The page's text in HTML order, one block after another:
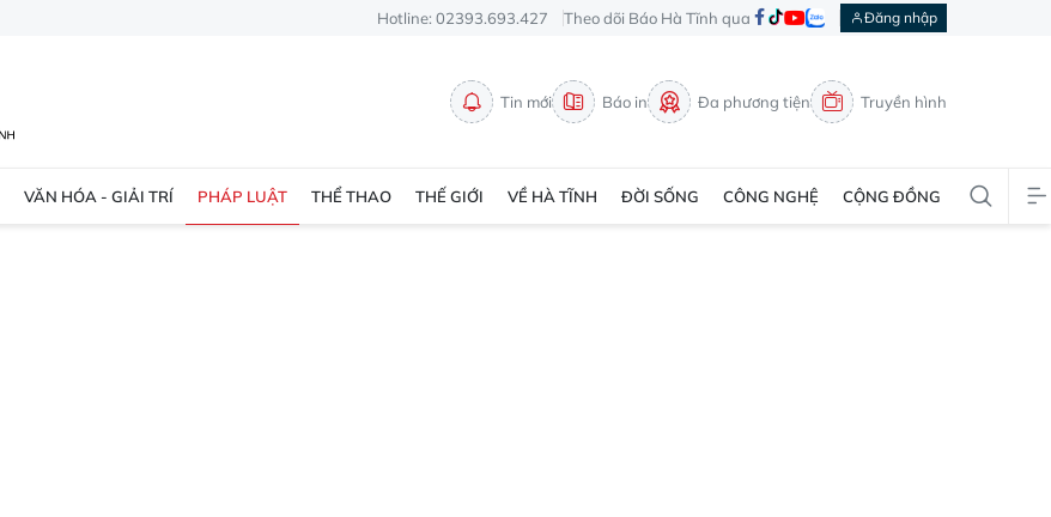
Hotline: 02393.693.427 Theo dõi Báo Hà Tĩnh qua Đăng nhập
Tin mới Báo in Đa phương tiện Truyền hình
VĂN HÓA - GIẢI TRÍ PHÁP LUẬT THỂ THAO THẾ GIỚI VỀ HÀ TĨNH ĐỜI SỐNG CÔNG NGHỆ CỘNG ĐỒNG